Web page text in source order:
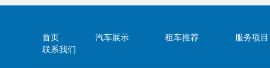
首页 汽车展示 租车推荐
服务项目
联系我们